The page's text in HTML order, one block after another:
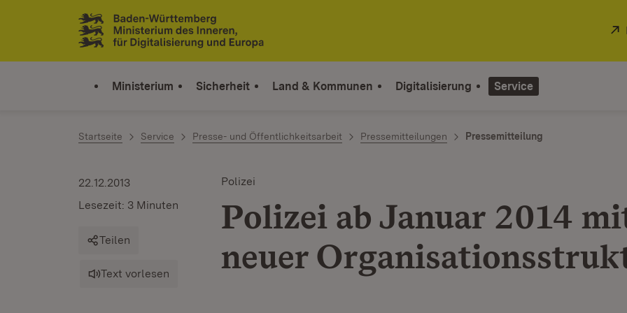
Zum Inhalt springen
Link zur Startseite
Ministerium Sicherheit Land & Kommunen Digitalisierung Service
Startseite Service Presse- und Öffentlichkeitsarbeit Pressemitteilungen Pressemitteilung
Polizei
Polizei ab Januar 2014
neuer
22.12.2013
Lesezeit: 3 Minuten
Teilen
Text vorlesen